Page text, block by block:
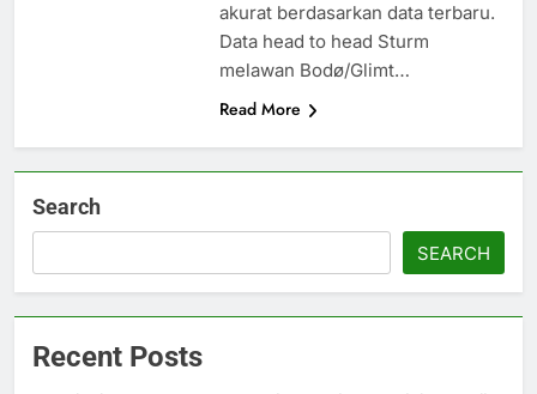
akurat berdasarkan data terbaru.
Data head to head Sturm
melawan Bodø/Glimt…
Read More
Search
SEARCH
Recent Posts